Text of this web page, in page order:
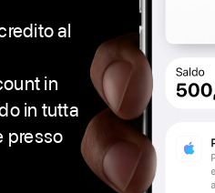
al
in
in tutta
presso